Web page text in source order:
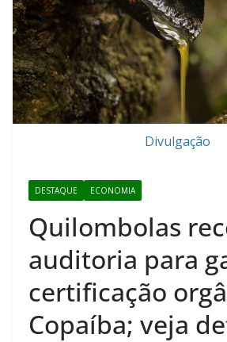
Divulgação
DESTAQUE ECONOMIA
Quilombolas
auditoria para
certificação
Copaíba; veja